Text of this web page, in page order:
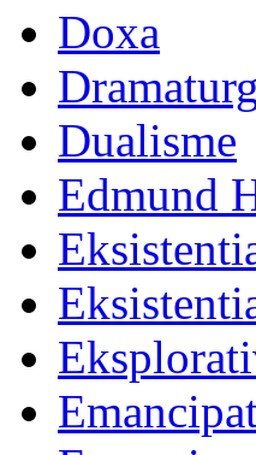
Doxa
Dualisme
Edmund